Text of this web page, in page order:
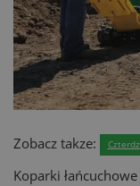
Zobacz takze:
Koparki